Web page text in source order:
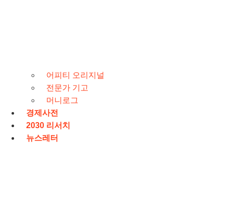
어피티 오리지널
전문가 기고
머니로그
경제사전
2030 리서치
뉴스레터